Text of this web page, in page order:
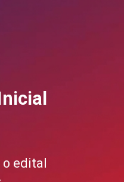
o edital